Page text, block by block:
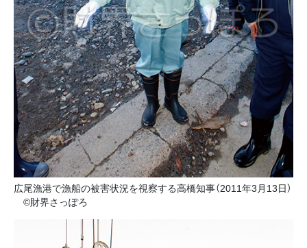
広尾漁港で漁船の被害状況を視察する高橋知事（2011年3月13日）
©財界さっぽろ